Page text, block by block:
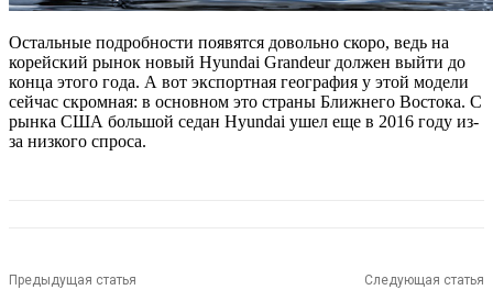
Остальные подробности появятся довольно скоро, ведь на
корейский рынок новый Hyundai Grandeur должен выйти до
конца этого года. А вот экспортная география у этой модели
сейчас скромная: в основном это страны Ближнего Востока. С
рынка США большой седан Hyundai ушел еще в 2016 году из-
за низкого спроса.
Предыдущая статья Следующая статья